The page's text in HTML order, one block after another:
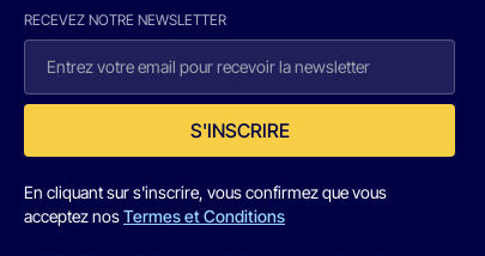
RECEVEZ NOTRE NEWSLETTER
S'INSCRIRE
En cliquant sur s'inscrire, vous confirmez que vous
acceptez nosTermes et Conditions